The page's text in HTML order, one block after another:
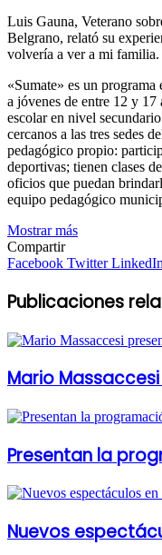
Luis Gauna, Veterano
Belgrano, relató su
volvería a ver a mi familia.
«Sumate» es un
a jóvenes de entre 12 y
escolar en nivel
cercanos a las tres sedes
pedagógico propio:
deportivas; tienen clases
oficios que puedan
equipo pedagógico
Mostrar más
Compartir
Facebook Twitter LinkedIn
Publicaciones
Mario
Presentan la
Nuevos